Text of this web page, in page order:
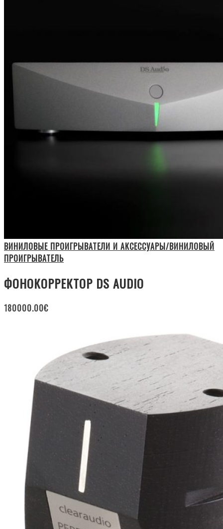
ВИНИЛОВЫЕ ПРОИГРЫВАТЕЛИ И АКСЕССУАРЫ/ВИНИЛОВЫЙ
ПРОИГРЫВАТЕЛЬ
ФОНОКОРРЕКТОР DS AUDIO
180000.00€